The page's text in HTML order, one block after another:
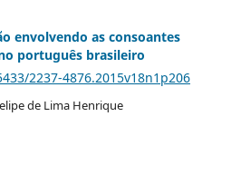
envolvendo as consoantes
português brasileiro
2237-4876.2015v18n1p206
de Lima Henrique